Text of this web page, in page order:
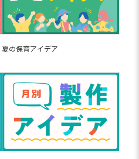
夏の保育アイデア